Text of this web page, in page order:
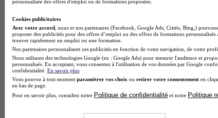
personnalisée des offres d'emploi ou de formations proposées.
Cookies publicitaires
Avec votre accord , nous et nos partenaires (Facebook, Google Ads, Critéo, Bing,)
proposer des publicités pour des offres d’emploi ou des offres de formations
trouver rapidement un emploi ou une formation.
Nos partenaires personnalisent ces publicités en fonction de votre navigation, de votre
Nous utilisons des technologies Google (ex : Google Ads) pour mesurer l'audience et
personnalisés. En acceptant, vous consentez à l'utilisation de vos données par Google
confidentialité. En savoir plus
Vous pouvez à tout moment paramétrer vos choix ou retirer votre consentement en
en bas de page.
Pour en savoir plus, consultez notre Politique de confidentialité et notre Politique